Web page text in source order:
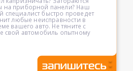
на приборной панели? Наш
специалист быстро проведет
любые неисправности в
вашего авто. Не тяните с
свой автомобиль опытному